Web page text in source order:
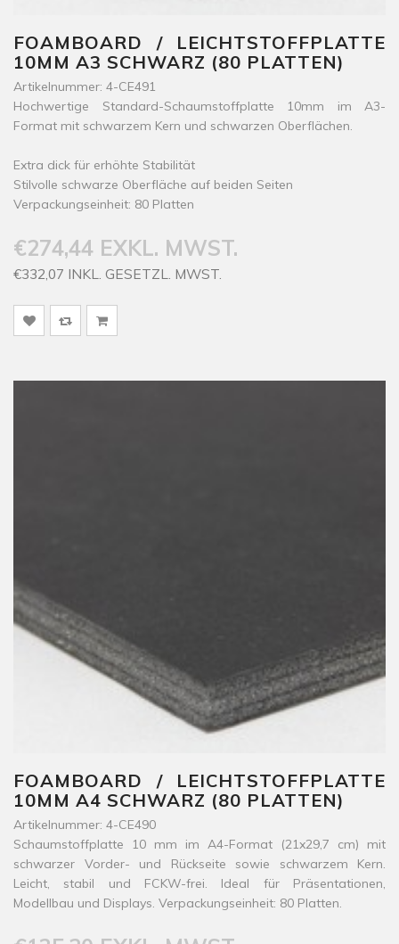
FOAMBOARD / LEICHTSTOFFPLATTE
10MM A3 SCHWARZ (80 PLATTEN)
Artikelnummer: 4-CE491
Hochwertige Standard-Schaumstoffplatte 10mm im A3-
Format mit schwarzem Kern und schwarzen Oberflächen.
Extra dick für erhöhte Stabilität
Stilvolle schwarze Oberfläche auf beiden Seiten
Verpackungseinheit: 80 Platten
€274,44 EXKL. MWST.
€332,07 INKL. GESETZL. MWST.
FOAMBOARD / LEICHTSTOFFPLATTE
10MM A4 SCHWARZ (80 PLATTEN)
Artikelnummer: 4-CE490
Schaumstoffplatte 10 mm im A4-Format (21x29,7 cm) mit
schwarzer Vorder- und Rückseite sowie schwarzem Kern.
Leicht, stabil und FCKW-frei. Ideal für Präsentationen,
Modellbau und Displays. Verpackungseinheit: 80 Platten.